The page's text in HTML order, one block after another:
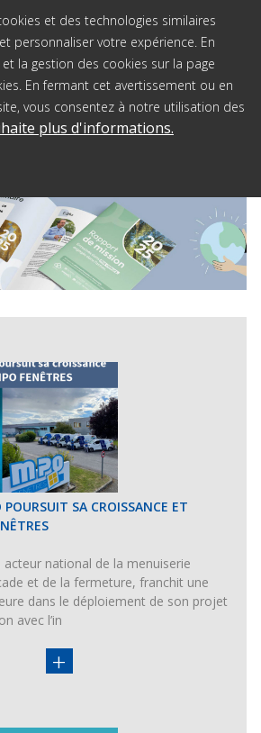
et des technologies similaires
personnaliser votre expérience. En
la gestion des cookies sur la page
En fermant cet avertissement ou en
vous consentez à notre utilisation des
plus d'informations.
to navigation
POURSUIT SA CROISSANCE ET
acteur national de la menuiserie
et de la fermeture, franchit une
dans le déploiement de son projet
avec l’in
+